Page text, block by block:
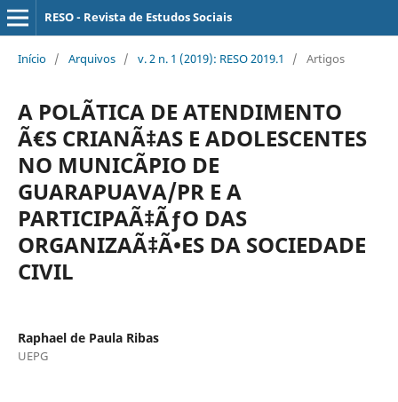
RESO - Revista de Estudos Sociais
Início / Arquivos / v. 2 n. 1 (2019): RESO 2019.1 / Artigos
A POLÃTICA DE ATENDIMENTO
Ã€S CRIANÃ‡AS E ADOLESCENTES
NO MUNICÃPIO DE
GUARAPUAVA/PR E A
PARTICIPAÃ‡ÃƒO DAS
ORGANIZAÃ‡Ã•ES DA SOCIEDADE
CIVIL
Raphael de Paula Ribas
UEPG